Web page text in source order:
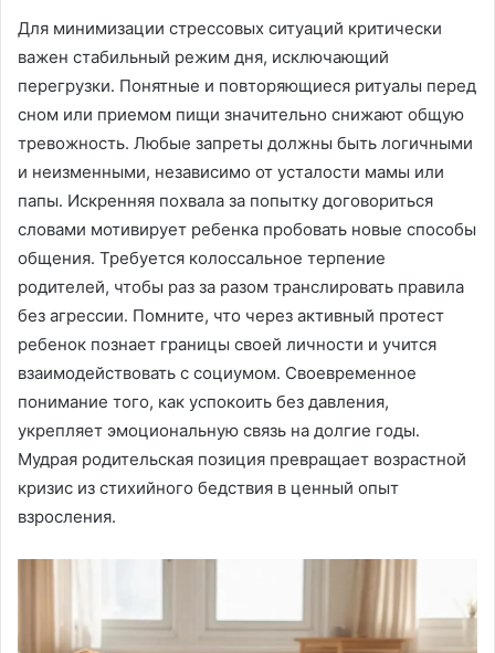
Для минимизации стрессовых ситуаций критически
важен стабильный режим дня, исключающий
перегрузки․ Понятные и повторяющиеся ритуалы перед
сном или приемом пищи значительно снижают общую
тревожность․ Любые запреты должны быть логичными
и неизменными, независимо от усталости мамы или
папы․ Искренняя похвала за попытку договориться
словами мотивирует ребенка пробовать новые способы
общения․ Требуется колоссальное терпение
родителей, чтобы раз за разом транслировать правила
без агрессии․ Помните, что через активный протест
ребенок познает границы своей личности и учится
взаимодействовать с социумом․ Своевременное
понимание того, как успокоить без давления,
укрепляет эмоциональную связь на долгие годы․
Мудрая родительская позиция превращает возрастной
кризис из стихийного бедствия в ценный опыт
взросления․